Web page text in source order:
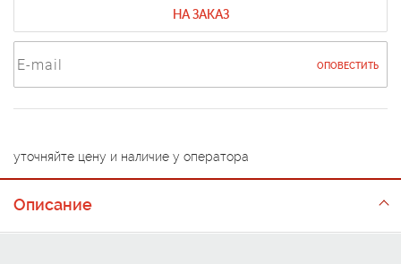
НА ЗАКАЗ
ОПОВЕСТИТЬ
уточняйте цену и наличие у оператора
Описание